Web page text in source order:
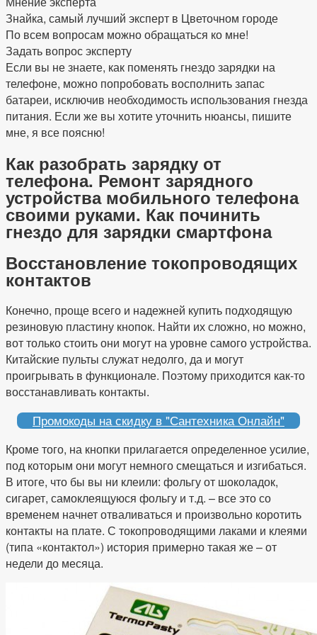
Знайка, самый лучший эксперт в Цветочном городе
По всем вопросам можно обращаться ко мне!
Задать вопрос эксперту
Если вы не знаете, как поменять гнездо зарядки на
телефоне, можно попробовать восполнить запас
батареи, исключив необходимость использования гнезда
питания. Если же вы хотите уточнить нюансы, пишите
мне, я все поясню!
Как разобрать зарядку от
телефона. Ремонт зарядного
устройства мобильного телефона
своими руками. Как починить
гнездо для зарядки смартфона
Восстановление токопроводящих
контактов
Конечно, проще всего и надежней купить подходящую
резиновую пластину кнопок. Найти их сложно, но можно,
вот только стоить они могут на уровне самого устройства.
Китайские пульты служат недолго, да и могут
проигрывать в функционале. Поэтому приходится как-то
восстанавливать контакты.
Промокоды на скидку в "Сантехника Онлайн"
Кроме того, на кнопки прилагается определенное усилие,
под которым они могут немного смещаться и изгибаться.
В итоге, что бы вы ни клеили: фольгу от шоколадок,
сигарет, самоклеящуюся фольгу и т.д. – все это со
временем начнет отваливаться и произвольно коротить
контакты на плате. С токопроводящими лаками и клеями
(типа «контактол») история примерно такая же – от
недели до месяца.